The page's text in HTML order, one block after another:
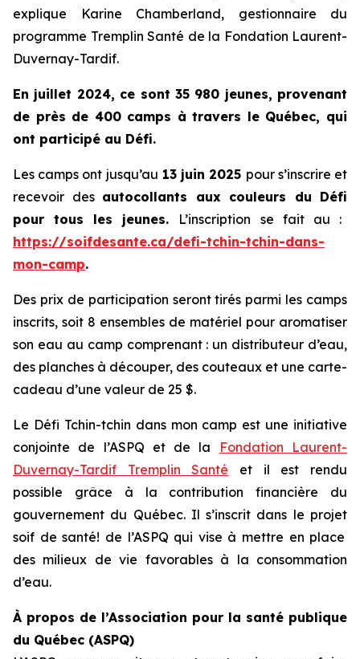
explique Karine Chamberland, gestionnaire du
programme Tremplin Santé de la Fondation Laurent-
Duvernay-Tardif.
En juillet 2024, ce sont 35 980 jeunes, provenant
de près de 400 camps à travers le Québec, qui
ont participé au Défi.
Les camps ont jusqu’au 13 juin 2025 pour s’inscrire et
recevoir des autocollants aux couleurs du Défi
pour tous les jeunes. L’inscription se fait au :
https://soifdesante.ca/defi-tchin-tchin-dans-
mon-camp.
Des prix de participation seront tirés parmi les camps
inscrits, soit 8 ensembles de matériel pour aromatiser
son eau au camp comprenant : un distributeur d’eau,
des planches à découper, des couteaux et une carte-
cadeau d’une valeur de 25 $.
Le Défi Tchin-tchin dans mon camp est une initiative
conjointe de l’ASPQ et de la
Fondation Laurent-
Duvernay-Tardif Tremplin Santé et il est rendu
possible grâce à la contribution financière du
gouvernement du Québec. Il s’inscrit dans le projet
soif de santé! de l’ASPQ qui vise à mettre en place
des milieux de vie favorables à la consommation
d’eau.
À propos de l’Association pour la santé publique
du Québec (ASPQ)